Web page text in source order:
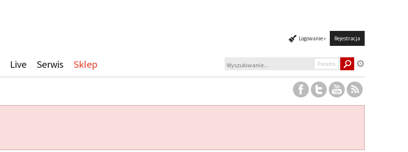
Logowanie » Rejestracja
Live Serwis Sklep Forums